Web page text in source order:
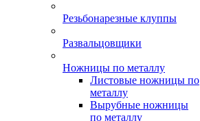
Резьбонарезные клуппы
Развальцовщики
Ножницы по металлу
Листовые ножницы по
металлу
Вырубные ножницы
по металлу